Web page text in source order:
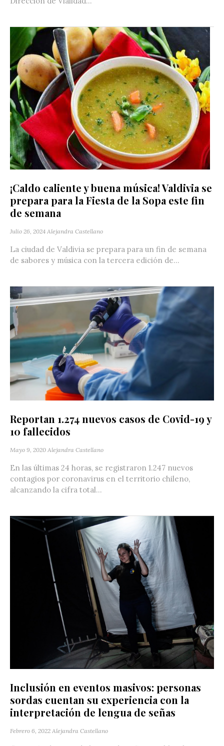
¡Caldo caliente y buena música! Valdivia se
prepara para la Fiesta de la Sopa este fin
de semana
Julio 26, 2024 Alejandra Castellano
La ciudad de Valdivia se prepara para un fin de semana
de sabores y música con la tercera edición de...
Reportan 1.274 nuevos casos de Covid-19 y
10 fallecidos
Mayo 9, 2020 Alejandra Castellano
En las últimas 24 horas, se registraron 1.247 nuevos
contagios por coronavirus en el territorio chileno,
alcanzando la cifra total...
Inclusión en eventos masivos: personas
sordas cuentan su experiencia con la
interpretación de lengua de señas
Febrero 6, 2022 Alejandra Castellano